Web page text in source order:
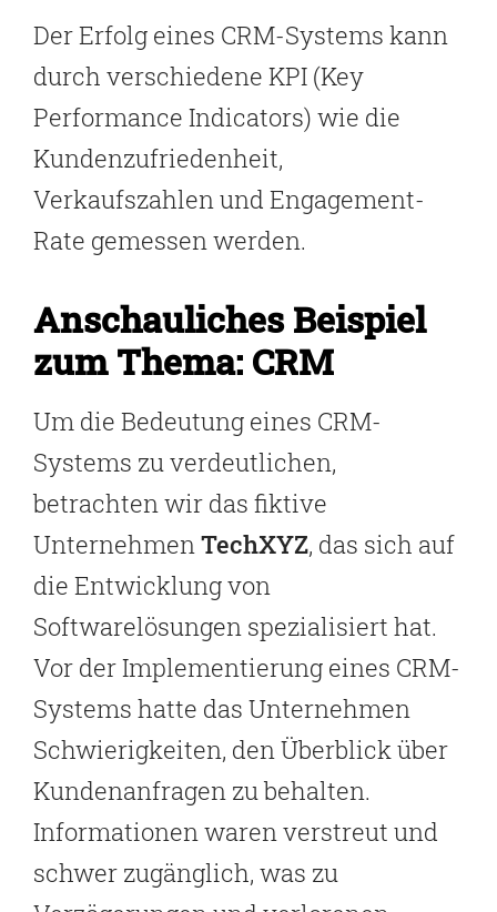
Der Erfolg eines CRM-Systems kann
durch verschiedene KPI (Key
Performance Indicators) wie die
Kundenzufriedenheit,
Verkaufszahlen und Engagement-
Rate gemessen werden.
Anschauliches Beispiel
zum Thema: CRM
Um die Bedeutung eines CRM-
Systems zu verdeutlichen,
betrachten wir das fiktive
UnternehmenTechXYZ, das sich auf
die Entwicklung von
Softwarelösungen spezialisiert hat.
Vor der Implementierung eines CRM-
Systems hatte das Unternehmen
Schwierigkeiten, den Überblick über
Kundenanfragen zu behalten.
Informationen waren verstreut und
schwer zugänglich, was zu